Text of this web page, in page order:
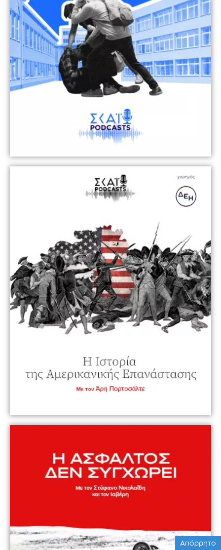
Απόρρητο